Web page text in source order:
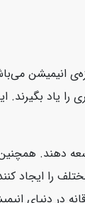
انیمیشن
یاد بگیرند.
دهند.
را ایجاد
در دنیای